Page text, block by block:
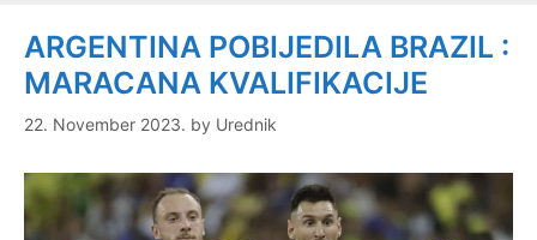
ARGENTINA POBIJEDILA BRAZIL :
MARACANA KVALIFIKACIJE
22. November 2023. by Urednik